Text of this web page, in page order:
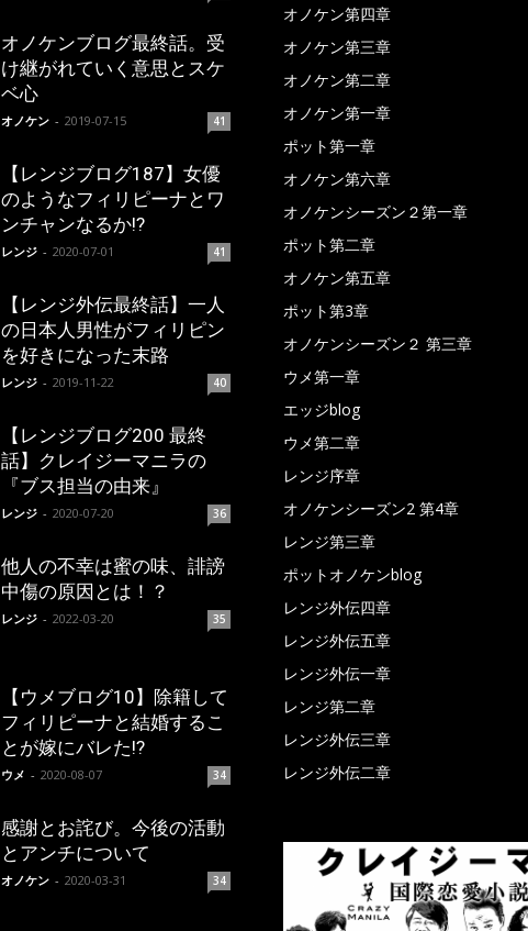
オノケンブログ最終話。受
け継がれていく意思とスケ
ベ心
オノケン - 2019-07-15 41
【レンジブログ187】女優
のようなフィリピーナとワ
ンチャンなるか!?
レンジ - 2020-07-01 41
【レンジ外伝最終話】一人
の日本人男性がフィリピン
を好きになった末路
レンジ - 2019-11-22 40
【レンジブログ200 最終
話】クレイジーマニラの
『ブス担当の由来』
レンジ - 2020-07-20 36
他人の不幸は蜜の味、誹謗
中傷の原因とは！？
レンジ - 2022-03-20 35
【ウメブログ10】除籍して
フィリピーナと結婚するこ
とが嫁にバレた!?
ウメ - 2020-08-07 34
感謝とお詫び。今後の活動
とアンチについて
オノケン - 2020-03-31 34
オノケン第四章
オノケン第三章
オノケン第二章
オノケン第一章
ポット第一章
オノケン第六章
オノケンシーズン２第一章
ポット第二章
オノケン第五章
ポット第3章
オノケンシーズン２ 第三章
ウメ第一章
エッジblog
ウメ第二章
レンジ序章
オノケンシーズン2 第4章
レンジ第三章
ポットオノケンblog
レンジ外伝四章
レンジ外伝五章
レンジ外伝一章
レンジ第二章
レンジ外伝三章
レンジ外伝二章